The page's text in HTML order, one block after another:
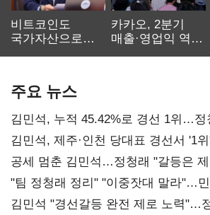
비트코인도
국가자산으로…'
카카오, 2분기
매출·영업익 역대
주요 뉴스
김민석, 누적 45.42%로 경선 1위…정
0.86%p(2보)
김민석, 제주·인천 당대표 경선서 '1
공세 멈춘 김민석…정청래 "갈등은
"팀 정청래 정리" "이중잣대 말라"…
다툼 격화
김민석 "경선갈등 완전 제로 노력"…